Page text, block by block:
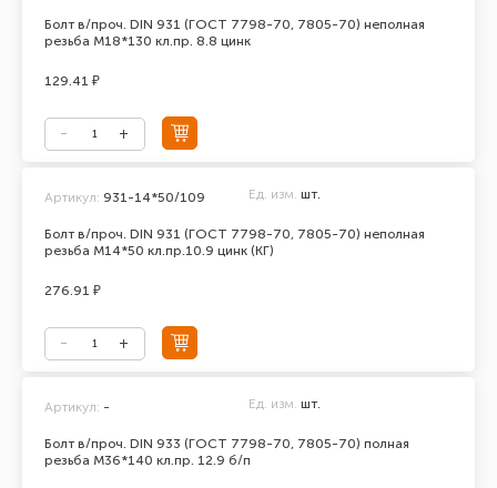
Болт в/проч. DIN 931 (ГОСТ 7798-70, 7805-70) неполная
резьба М18*130 кл.пр. 8.8 цинк
129.41 ₽
Болт в/проч. DIN 931 (ГОСТ 7798-70, 7805-70) неполная
резьба М14*50 кл.пр.10.9 цинк (КГ)
Артикул: 931-14*50/109 Ед. изм. шт.
276.91 ₽
Болт в/проч. DIN 933 (ГОСТ 7798-70, 7805-70) полная
резьба М36*140 кл.пр. 12.9 б/п
Артикул: - Ед. изм. шт.